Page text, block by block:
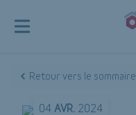
Retour vers le sommaire
04 AVR. 2024